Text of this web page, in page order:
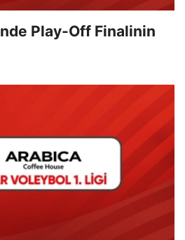
Play-Off Finalinin